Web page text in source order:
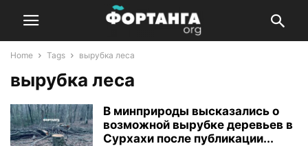
Home Tags вырубка леса
вырубка леса
В минприроды высказались о
возможной вырубке деревьев в
Сурхахи после публикации...